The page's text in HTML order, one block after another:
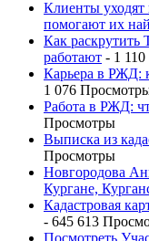
Клиенты
помогают их
Как раскрутить
работают - 1
Карьера в РЖД:
1 076
Работа в РЖД:
Просмотры
Выписка из
Просмотры
Новгородова
Кургане,
Кадастровая
- 645 613